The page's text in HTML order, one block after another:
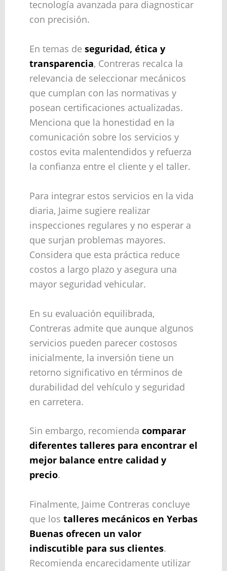
tecnología avanzada para diagnosticar
con precisión.
En temas de seguridad, ética y
transparencia, Contreras recalca la
relevancia de seleccionar mecánicos
que cumplan con las normativas y
posean certificaciones actualizadas.
Menciona que la honestidad en la
comunicación sobre los servicios y
costos evita malentendidos y refuerza
la confianza entre el cliente y el taller.
Para integrar estos servicios en la vida
diaria, Jaime sugiere realizar
inspecciones regulares y no esperar a
que surjan problemas mayores.
Considera que esta práctica reduce
costos a largo plazo y asegura una
mayor seguridad vehicular.
En su evaluación equilibrada,
Contreras admite que aunque algunos
servicios pueden parecer costosos
inicialmente, la inversión tiene un
retorno significativo en términos de
durabilidad del vehículo y seguridad
en carretera.
Sin embargo, recomienda comparar
diferentes talleres para encontrar el
mejor balance entre calidad y
precio.
Finalmente, Jaime Contreras concluye
que los talleres mecánicos en Yerbas
Buenas ofrecen un valor
indiscutible para sus clientes.
Recomienda encarecidamente utilizar